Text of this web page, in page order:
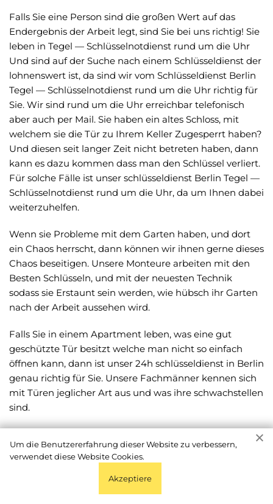
Falls Sie eine Person sind die großen Wert auf das
Endergebnis der Arbeit legt, sind Sie bei uns richtig! Sie
leben in Tegel — Schlüsselnotdienst rund um die Uhr
Und sind auf der Suche nach einem Schlüsseldienst der
lohnenswert ist, da sind wir vom Schlüsseldienst Berlin
Tegel — Schlüsselnotdienst rund um die Uhr richtig für
Sie. Wir sind rund um die Uhr erreichbar telefonisch
aber auch per Mail. Sie haben ein altes Schloss, mit
welchem sie die Tür zu Ihrem Keller Zugesperrt haben?
Und diesen seit langer Zeit nicht betreten haben, dann
kann es dazu kommen dass man den Schlüssel verliert.
Für solche Fälle ist unser schlüsseldienst Berlin Tegel —
Schlüsselnotdienst rund um die Uhr, da um Ihnen dabei
weiterzuhelfen.
Wenn sie Probleme mit dem Garten haben, und dort
ein Chaos herrscht, dann können wir ihnen gerne dieses
Chaos beseitigen. Unsere Monteure arbeiten mit den
Besten Schlüsseln, und mit der neuesten Technik
sodass sie Erstaunt sein werden, wie hübsch ihr Garten
nach der Arbeit aussehen wird.
Falls Sie in einem Apartment leben, was eine gut
geschützte Tür besitzt welche man nicht so einfach
öffnen kann, dann ist unser 24h schlüsseldienst in Berlin
genau richtig für Sie. Unsere Fachmänner kennen sich
mit Türen jeglicher Art aus und was ihre schwachstellen
sind.
Schlüsselnotdienst rund um die Uhr, werden Sie vor der
Ankunft anrufen sodass sie Bescheid wissen. In den
meisten Fällen dauert es Nicht länger als 20 - 40
Minuten bis der Monteur an ihre Tür klopft!
Um die Benutzererfahrung dieser Website zu verbessern,
verwendet diese Website Cookies.
Akzeptiere